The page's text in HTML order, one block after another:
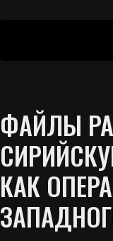
ФАЙЛЫ
КАК